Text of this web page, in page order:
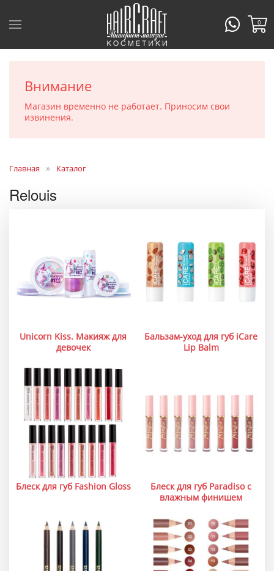
0
Внимание
Магазин временно не работает. Приносим свои
извинения.
Главная Каталог
Relouis
Unicorn Kiss. Макияж для
девочек
Бальзам-уход для губ iCare
Lip Balm
Блеск для губ Fashion Gloss
Блеск для губ Paradiso с
влажным финишем